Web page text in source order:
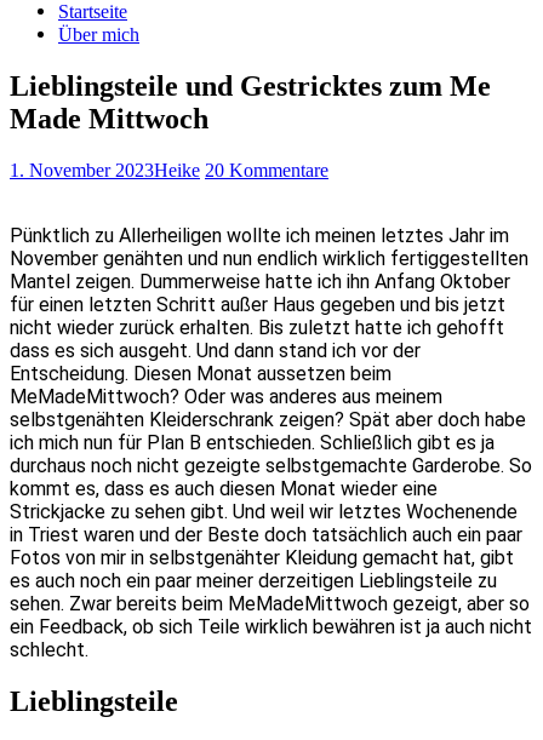
Startseite
Über mich
Lieblingsteile und Gestricktes zum Me
Made Mittwoch
1. November 2023Heike 20 Kommentare
Pünktlich zu Allerheiligen wollte ich meinen letztes Jahr im
November genähten und nun endlich wirklich fertiggestellten
Mantel zeigen. Dummerweise hatte ich ihn Anfang Oktober
für einen letzten Schritt außer Haus gegeben und bis jetzt
nicht wieder zurück erhalten. Bis zuletzt hatte ich gehofft
dass es sich ausgeht. Und dann stand ich vor der
Entscheidung. Diesen Monat aussetzen beim
MeMadeMittwoch? Oder was anderes aus meinem
selbstgenähten Kleiderschrank zeigen? Spät aber doch habe
ich mich nun für Plan B entschieden. Schließlich gibt es ja
durchaus noch nicht gezeigte selbstgemachte Garderobe. So
kommt es, dass es auch diesen Monat wieder eine
Strickjacke zu sehen gibt. Und weil wir letztes Wochenende
in Triest waren und der Beste doch tatsächlich auch ein paar
Fotos von mir in selbstgenähter Kleidung gemacht hat, gibt
es auch noch ein paar meiner derzeitigen Lieblingsteile zu
sehen. Zwar bereits beim MeMadeMittwoch gezeigt, aber so
ein Feedback, ob sich Teile wirklich bewähren ist ja auch nicht
schlecht.
Lieblingsteile